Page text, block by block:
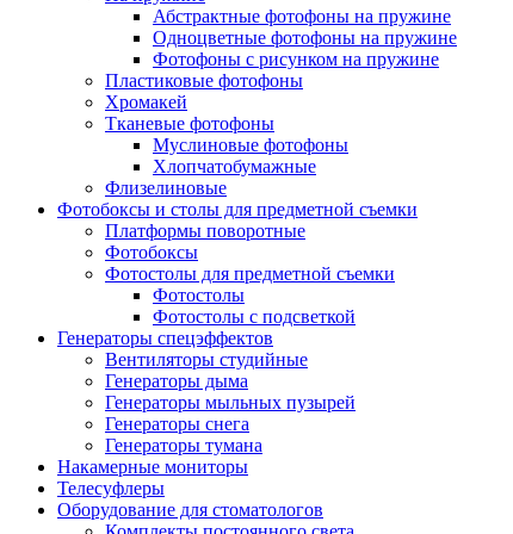
Абстрактные фотофоны на пружине
Одноцветные фотофоны на пружине
Фотофоны с рисунком на пружине
Пластиковые фотофоны
Хромакей
Тканевые фотофоны
Муслиновые фотофоны
Хлопчатобумажные
Флизелиновые
Фотобоксы и столы для предметной съемки
Платформы поворотные
Фотобоксы
Фотостолы для предметной съемки
Фотостолы
Фотостолы с подсветкой
Генераторы спецэффектов
Вентиляторы студийные
Генераторы дыма
Генераторы мыльных пузырей
Генераторы снега
Генераторы тумана
Накамерные мониторы
Телесуфлеры
Оборудование для стоматологов